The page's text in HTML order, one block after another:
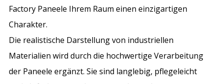
Factory Paneele Ihrem Raum einen einzigartigen
Charakter.
Die realistische Darstellung von industriellen
Materialien wird durch die hochwertige Verarbeitung
der Paneele ergänzt. Sie sind langlebig, pflegeleicht